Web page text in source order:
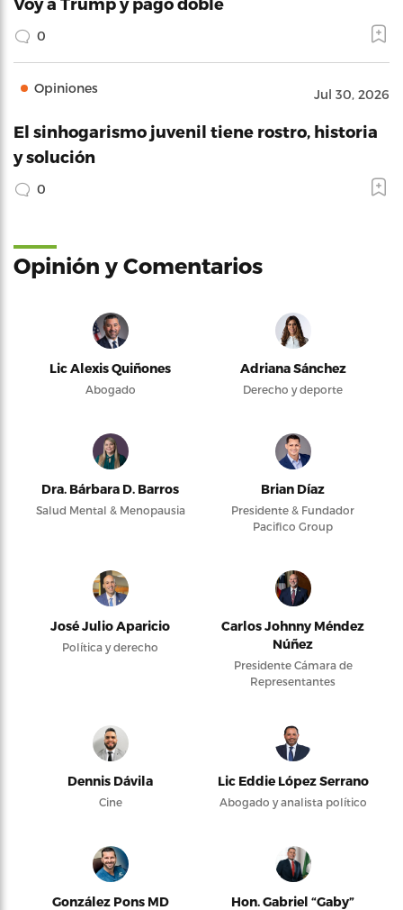
0
Opiniones Jul 30, 2026
El sinhogarismo juvenil tiene rostro, historia
y solución
0
Opinión y Comentarios
Lic Alexis Quiñones
Abogado
Adriana Sánchez
Derecho y deporte
Dra. Bárbara D. Barros
Salud Mental & Menopausia
Brian Díaz
Presidente & Fundador
Pacifico Group
José Julio Aparicio
Política y derecho
Carlos Johnny Méndez
Núñez
Presidente Cámara de
Representantes
Dennis Dávila
Cine
Lic Eddie López Serrano
Abogado y analista político
González Pons MD
Hon. Gabriel “Gaby”